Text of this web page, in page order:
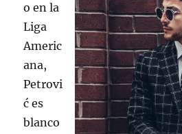
o en la
Liga
Americ
ana,
Petrovi
ć es
blanco